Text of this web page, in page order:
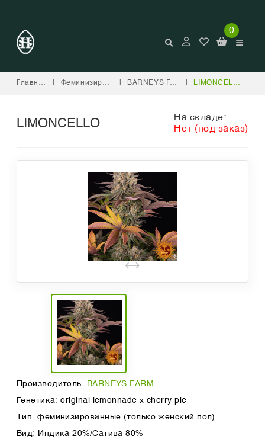
0
Главная | Феминизированные | BARNEYS FARM | LIMONCELLO
LIMONCELLO
На складе:
Нет (под заказ)
Производитель: BARNEYS FARM
Генетика: original lemonnade x cherry pie
Тип: феминизированные (только женский пол)
Вид: Индика 20%/Сатива 80%